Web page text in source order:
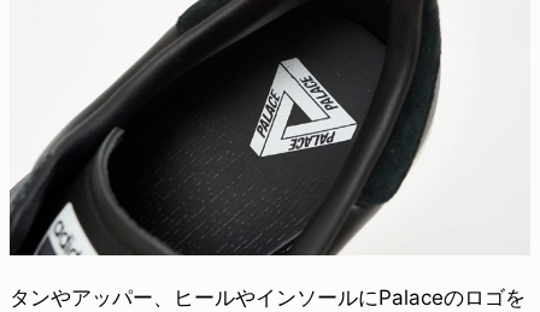
タンやアッパー、ヒールやインソールにPalaceのロゴを